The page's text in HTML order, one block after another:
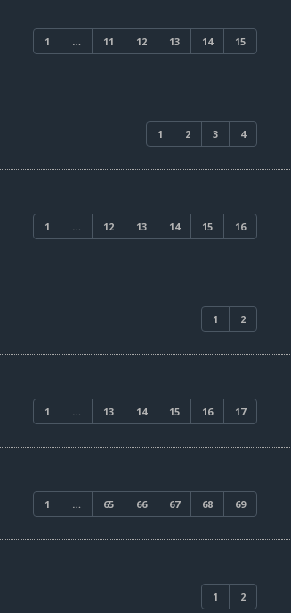
1 … 11 12 13 14 15
1 2 3 4
1 … 12 13 14 15 16
1 2
1 … 13 14 15 16 17
1 … 65 66 67 68 69
1 2